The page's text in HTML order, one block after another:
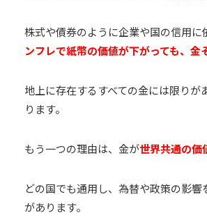
株式や債券のように企業や国の信用に
ンフレで紙幣の価値が下がっても、金
地上に存在するすべての金には限り
ります。
もう一つの理由は、金が世界共通の価
どの国でも通用し、為替や政策の影
があります。